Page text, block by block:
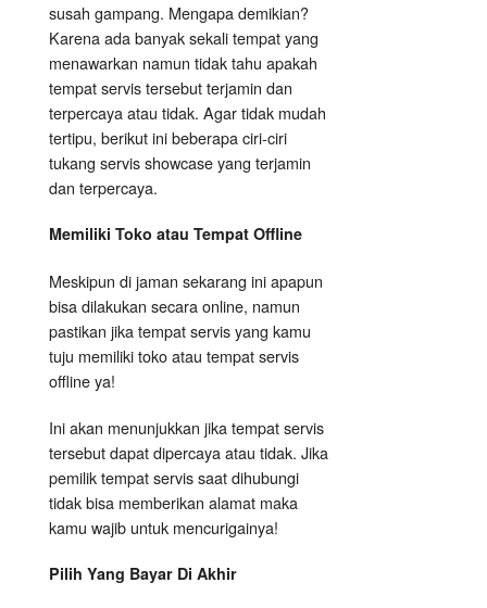
susah gampang. Mengapa demikian?
Karena ada banyak sekali tempat yang
menawarkan namun tidak tahu apakah
tempat servis tersebut terjamin dan
terpercaya atau tidak. Agar tidak mudah
tertipu, berikut ini beberapa ciri-ciri
tukang servis showcase yang terjamin
dan terpercaya.
Memiliki Toko atau Tempat Offline
Meskipun di jaman sekarang ini apapun
bisa dilakukan secara online, namun
pastikan jika tempat servis yang kamu
tuju memiliki toko atau tempat servis
offline ya!
Ini akan menunjukkan jika tempat servis
tersebut dapat dipercaya atau tidak. Jika
pemilik tempat servis saat dihubungi
tidak bisa memberikan alamat maka
kamu wajib untuk mencurigainya!
Pilih Yang Bayar Di Akhir